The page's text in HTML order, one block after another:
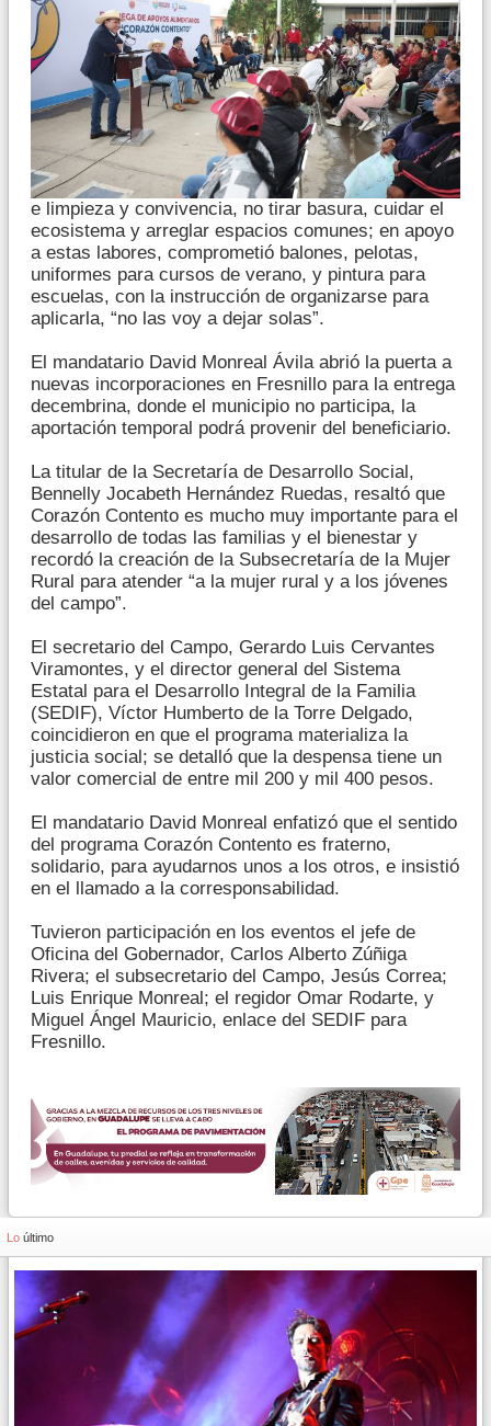
e limpieza y convivencia, no tirar basura, cuidar el
ecosistema y arreglar espacios comunes; en apoyo
a estas labores, comprometió balones, pelotas,
uniformes para cursos de verano, y pintura para
escuelas, con la instrucción de organizarse para
aplicarla, “no las voy a dejar solas”.
El mandatario David Monreal Ávila abrió la puerta a
nuevas incorporaciones en Fresnillo para la entrega
decembrina, donde el municipio no participa, la
aportación temporal podrá provenir del beneficiario.
La titular de la Secretaría de Desarrollo Social,
Bennelly Jocabeth Hernández Ruedas, resaltó que
Corazón Contento es mucho muy importante para el
desarrollo de todas las familias y el bienestar y
recordó la creación de la Subsecretaría de la Mujer
Rural para atender “a la mujer rural y a los jóvenes
del campo”.
El secretario del Campo, Gerardo Luis Cervantes
Viramontes, y el director general del Sistema
Estatal para el Desarrollo Integral de la Familia
(SEDIF), Víctor Humberto de la Torre Delgado,
coincidieron en que el programa materializa la
justicia social; se detalló que la despensa tiene un
valor comercial de entre mil 200 y mil 400 pesos.
El mandatario David Monreal enfatizó que el sentido
del programa Corazón Contento es fraterno,
solidario, para ayudarnos unos a los otros, e insistió
en el llamado a la corresponsabilidad.
Tuvieron participación en los eventos el jefe de
Oficina del Gobernador, Carlos Alberto Zúñiga
Rivera; el subsecretario del Campo, Jesús Correa;
Luis Enrique Monreal; el regidor Omar Rodarte, y
Miguel Ángel Mauricio, enlace del SEDIF para
Fresnillo.
Lo último